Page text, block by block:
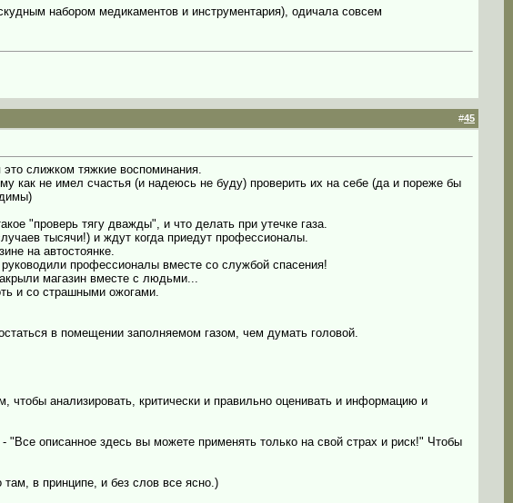
набором медикаментов и инструментария), одичала совсем
#45
слижком тяжкие воспоминания.
как не имел счастья (и надеюсь не буду) проверить их на себе (да и пореже бы
"проверь тягу дважды", и что делать при утечке газа.
тысячи!) и ждут когда приедут профессионалы.
на автостоянке.
профессионалы вместе со службой спасения!
магазин вместе с людьми...
и со страшными ожогами.
в помещении заполняемом газом, чем думать головой.
анализировать, критически и правильно оценивать и информацию и
описанное здесь вы можете применять только на свой страх и риск!" Чтобы
в принципе, и без слов все ясно.)